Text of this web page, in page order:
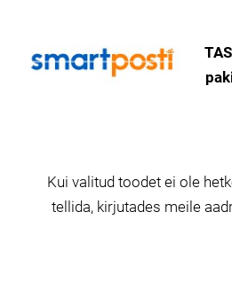
Kui valitud toodet ei ole
tellida, kirjutades meile